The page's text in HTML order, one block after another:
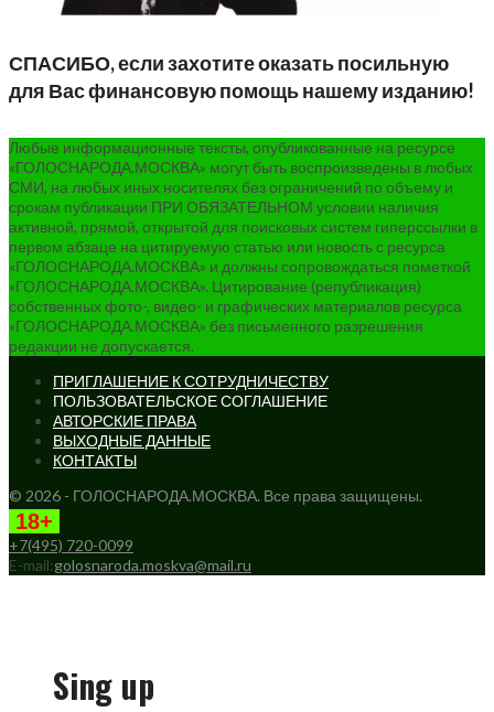
СПАСИБО, если захотите оказать посильную
для Вас финансовую помощь нашему изданию!
Любые информационные тексты, опубликованные на ресурсе
«ГОЛОСНАРОДА.МОСКВА» могут быть воспроизведены в любых
СМИ, на любых иных носителях без ограничений по объему и
срокам публикации ПРИ ОБЯЗАТЕЛЬНОМ условии наличия
активной, прямой, открытой для поисковых систем гиперссылки в
первом абзаце на цитируемую статью или новость с ресурса
«ГОЛОСНАРОДА.МОСКВА» и должны сопровождаться пометкой
«ГОЛОСНАРОДА.МОСКВА». Цитирование (републикация)
собственных фото-, видео- и графических материалов ресурса
«ГОЛОСНАРОДА.МОСКВА» без письменного разрешения
редакции не допускается.
ПРИГЛАШЕНИЕ К СОТРУДНИЧЕСТВУ
ПОЛЬЗОВАТЕЛЬСКОЕ СОГЛАШЕНИЕ
АВТОРСКИЕ ПРАВА
ВЫХОДНЫЕ ДАННЫЕ
КОНТАКТЫ
© 2026 - ГОЛОСНАРОДА.МОСКВА. Все права защищены.
18+
+7(495) 720-0099
E-mail:golosnaroda.moskva@mail.ru
Sing up